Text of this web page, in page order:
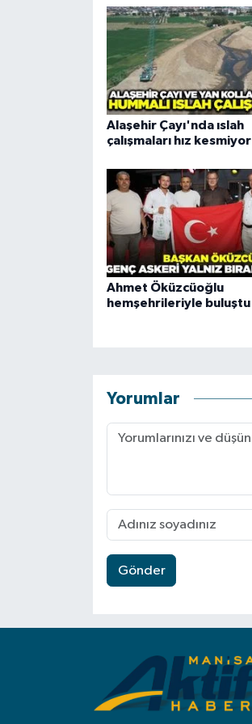
Alaşehir Çayı'nda ıslah
çalışmaları hız kesmiyor
Ahmet Öküzcüoğlu
hemşehrileriyle buluştu
Yorumlar
Gönder